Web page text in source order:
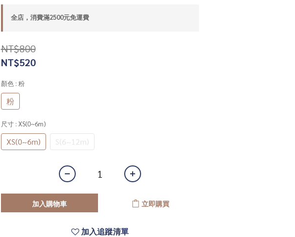
全店，消費滿2500元免運費
NT$800
NT$520
顏色 : 粉
粉
尺寸 : XS(0~6m)
XS(0~6m) S(6~12m)
加入購物車 立即購買
加入追蹤清單